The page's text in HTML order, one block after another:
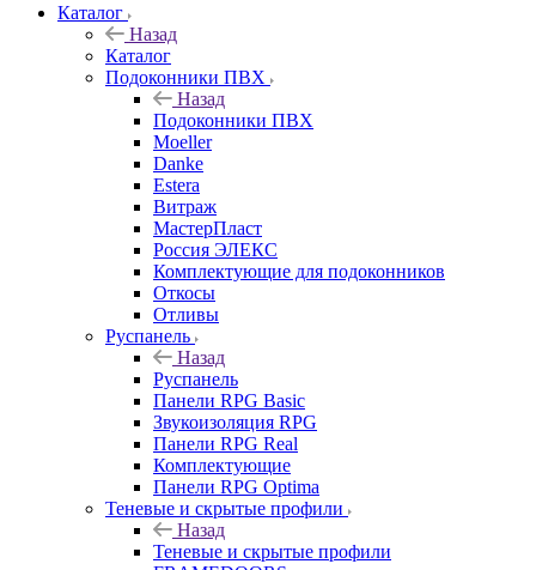
Каталог
Назад
Каталог
Подоконники ПВХ
Назад
Подоконники ПВХ
Moeller
Danke
Estera
Витраж
МастерПласт
Россия ЭЛЕКС
Комплектующие для подоконников
Откосы
Отливы
Руспанель
Назад
Руспанель
Панели RPG Basic
Звукоизоляция RPG
Панели RPG Real
Комплектующие
Панели RPG Optima
Теневые и скрытые профили
Назад
Теневые и скрытые профили